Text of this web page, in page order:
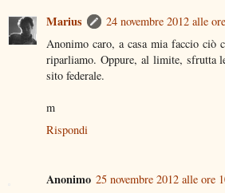
Marius
24 novembre 2012 alle
Anonimo caro, a casa mia faccio ciò
riparliamo. Oppure, al limite, sfrutta
sito federale.
m
Rispondi
Anonimo 25 novembre 2012 alle ore